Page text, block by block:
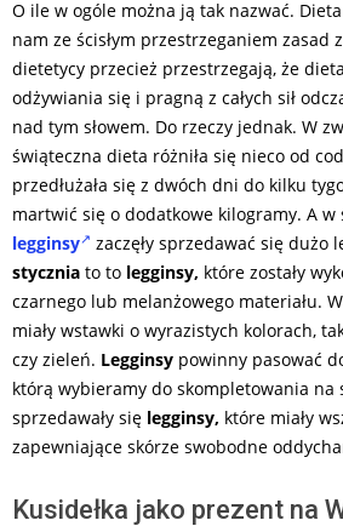
O ile w ogóle można ją tak nazwać.
nam ze ścisłym przestrzeganiem zasad
dietetycy przecież przestrzegają, że
odżywiania się i pragną z całych sił
nad tym słowem. Do rzeczy jednak. W
świąteczna dieta różniła się nieco od
przedłużała się z dwóch dni do kilku
martwić się o dodatkowe kilogramy. A w
legginsy
zaczęły sprzedawać się dużo
stycznia to to legginsy, które zostały
czarnego lub melanżowego materiału.
miały wstawki o wyrazistych kolorach,
czy zieleń. Legginsy powinny pasować
którą wybieramy do skompletowania na
sprzedawały się legginsy, które miały
zapewniające skórze swobodne
Kusidełka jako prezent na